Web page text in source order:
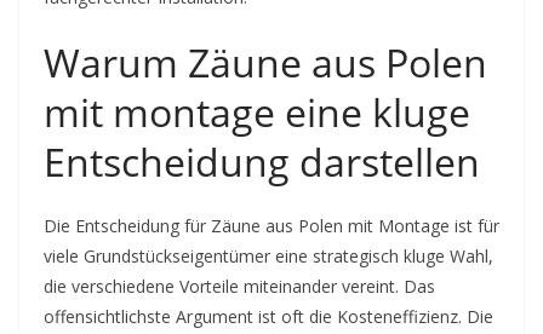
Warum Zäune aus Polen
mit montage eine kluge
Entscheidung darstellen
Die Entscheidung für Zäune aus Polen mit Montage ist für
viele Grundstückseigentümer eine strategisch kluge Wahl,
die verschiedene Vorteile miteinander vereint. Das
offensichtlichste Argument ist oft die Kosteneffizienz. Die